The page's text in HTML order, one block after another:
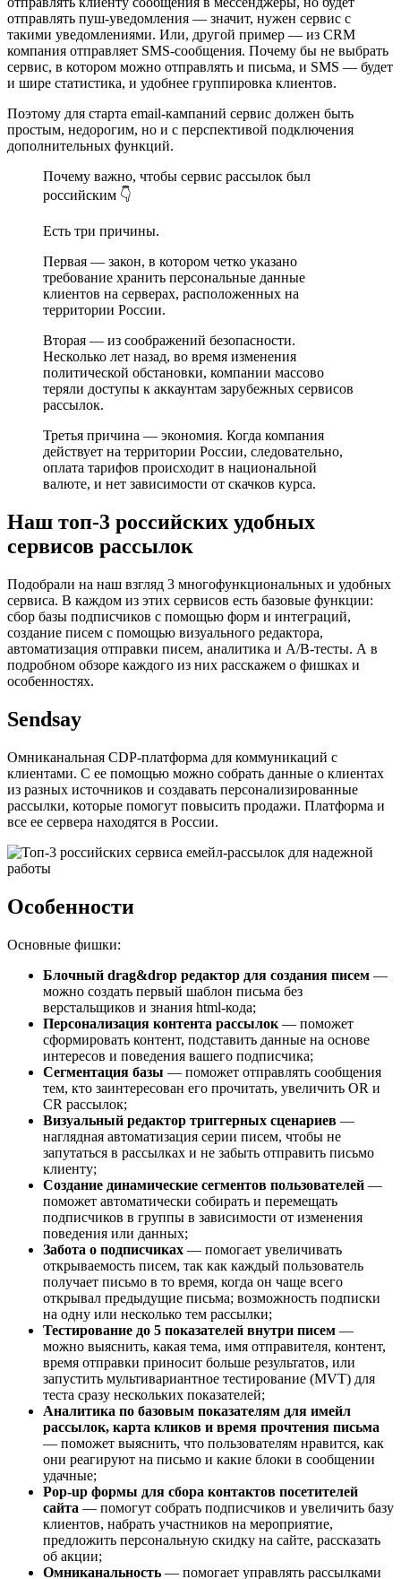
отправлять пуш-уведомления — значит, нужен сервис с
такими уведомлениями. Или, другой пример — из CRM
компания отправляет SMS-сообщения. Почему бы не выбрать
сервис, в котором можно отправлять и письма, и SMS — будет
и шире статистика, и удобнее группировка клиентов.
Поэтому для старта email-кампаний сервис должен быть
простым, недорогим, но и с перспективой подключения
дополнительных функций.
Почему важно, чтобы сервис рассылок был
российским 👇
Есть три причины.
Первая — закон, в котором четко указано
требование хранить персональные данные
клиентов на серверах, расположенных на
территории России.
Вторая — из соображений безопасности.
Несколько лет назад, во время изменения
политической обстановки, компании массово
теряли доступы к аккаунтам зарубежных сервисов
рассылок.
Третья причина — экономия. Когда компания
действует на территории России, следовательно,
оплата тарифов происходит в национальной
валюте, и нет зависимости от скачков курса.
Наш топ-3 российских удобных
сервисов рассылок
Подобрали на наш взгляд 3 многофункциональных и удобных
сервиса. В каждом из этих сервисов есть базовые функции:
сбор базы подписчиков с помощью форм и интеграций,
создание писем с помощью визуального редактора,
автоматизация отправки писем, аналитика и А/В-тесты. А в
подробном обзоре каждого из них расскажем о фишках и
особенностях.
Sendsay
Омниканальная CDP-платформа для коммуникаций с
клиентами. С ее помощью можно собрать данные о клиентах
из разных источников и создавать персонализированные
рассылки, которые помогут повысить продажи. Платформа и
все ее сервера находятся в России.
Особенности
Основные фишки:
Блочный drag&drop редактор для создания писем —
можно создать первый шаблон письма без
верстальщиков и знания html-кода;
Персонализация контента рассылок — поможет
сформировать контент, подставить данные на основе
интересов и поведения вашего подписчика;
Сегментация базы — поможет отправлять сообщения
тем, кто заинтересован его прочитать, увеличить OR и
CR рассылок;
Визуальный редактор триггерных сценариев —
наглядная автоматизация серии писем, чтобы не
запутаться в рассылках и не забыть отправить письмо
клиенту;
Создание динамические сегментов пользователей —
поможет автоматически собирать и перемещать
подписчиков в группы в зависимости от изменения
поведения или данных;
Забота о подписчиках — помогает увеличивать
открываемость писем, так как каждый пользователь
получает письмо в то время, когда он чаще всего
открывал предыдущие письма; возможность подписки
на одну или несколько тем рассылки;
Тестирование до 5 показателей внутри писем —
можно выяснить, какая тема, имя отправителя, контент,
время отправки приносит больше результатов, или
запустить мультивариантное тестирование (MVT) для
теста сразу нескольких показателей;
Аналитика по базовым показателям для имейл
рассылок, карта кликов и время прочтения письма
— поможет выяснить, что пользователям нравится, как
они реагируют на письмо и какие блоки в сообщении
удачные;
Pop-up формы для сбора контактов посетителей
сайта — помогут собрать подписчиков и увеличить базу
клиентов, набрать участников на мероприятие,
предложить персональную скидку на сайте, рассказать
об акции;
Омниканальность — помогает управлять рассылками